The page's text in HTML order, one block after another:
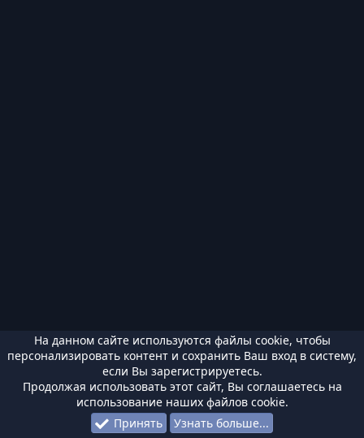
На данном сайте используются файлы cookie, чтобы
персонализировать контент и сохранить Ваш вход в систему,
если Вы зарегистрируетесь.
Продолжая использовать этот сайт, Вы соглашаетесь на
использование наших файлов cookie.
Принять
Узнать больше...